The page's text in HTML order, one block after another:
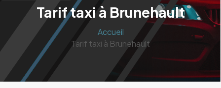
Tarif taxi à Brunehault
Accueil
Tarif taxi à Brunehault